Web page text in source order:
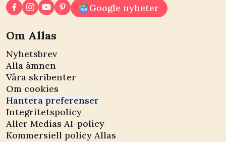
Google nyheter
Om Allas
Nyhetsbrev
Alla ämnen
Våra skribenter
Om cookies
Hantera preferenser
Integritetspolicy
Aller Medias AI-policy
Kommersiell policy Allas